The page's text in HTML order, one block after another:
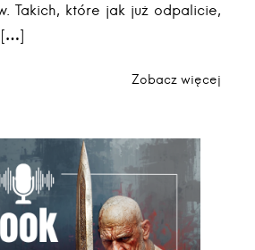
Takich, które jak już odpalicie,
[…]
Zobacz więcej